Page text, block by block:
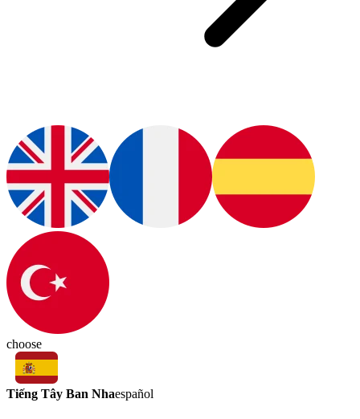
choose
Tiếng Tây Ban Nhaespañol